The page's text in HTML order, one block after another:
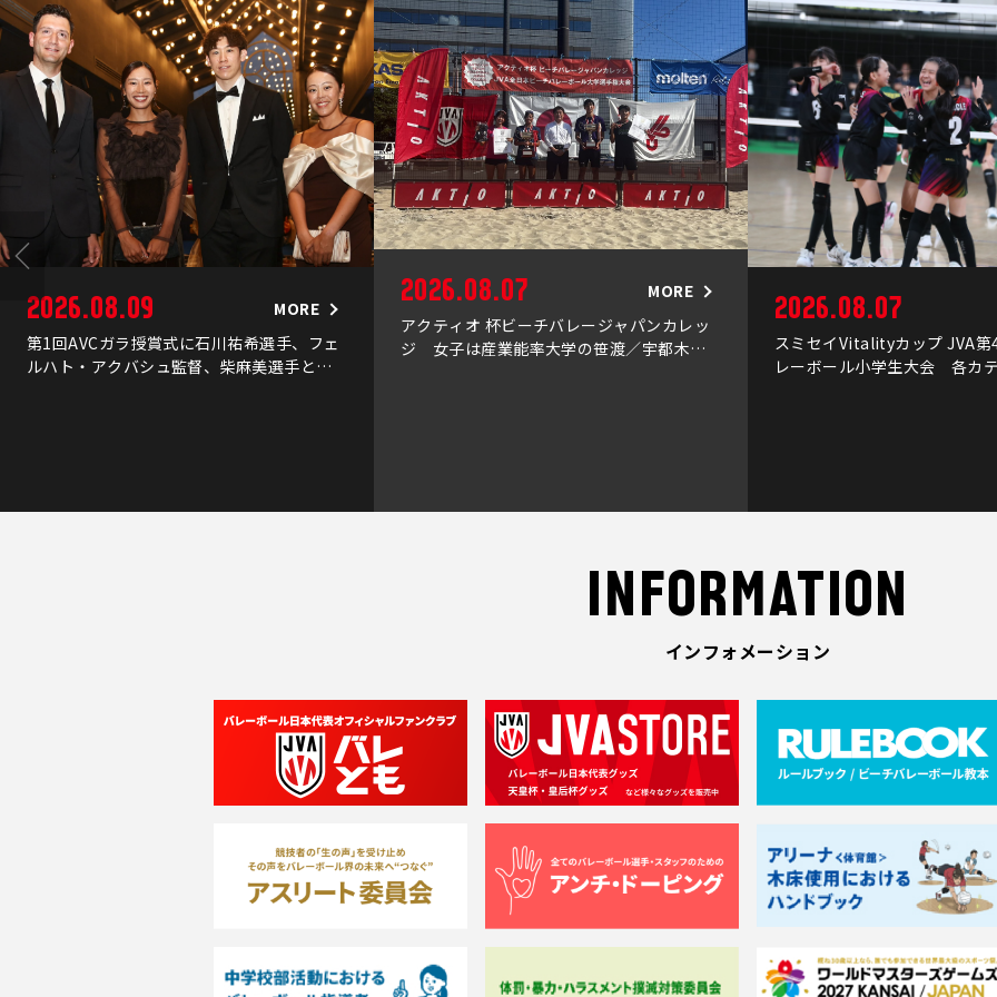
2026.08.09
MORE
第1回AVCガラ授賞式に石川祐希選手、フェ
ルハト・アクバシュ監督、柴麻美選手と村
2026.08.07
MORE
アクティオ 杯ビーチバレージャパンカレッ
ジ 女子は産業能率大学の笹渡／宇都木組
2026.08.07
スミセイVitalityカップ JVA第
レーボール小学生大会 各カ
INFORMATION
インフォメーション